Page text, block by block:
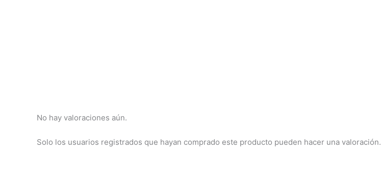
No hay valoraciones aún.
Solo los usuarios registrados que hayan comprado este producto pueden hacer una valoración.